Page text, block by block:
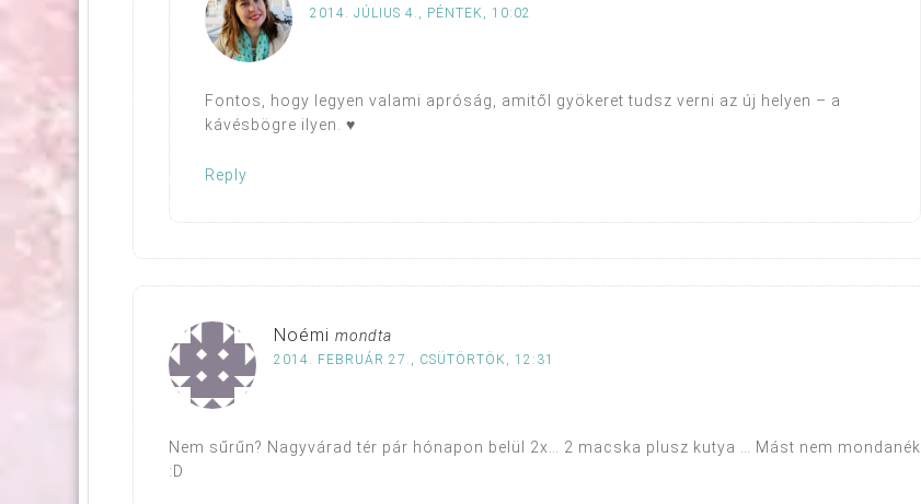
2014. JÚLIUS 4., PÉNTEK, 10:02
Fontos, hogy legyen valami apróság, amitől gyökeret tudsz verni az új helyen – a
kávésbögre ilyen. ♥
Reply
Noémi mondta
2014. FEBRUÁR 27., CSÜTÖRTÖK, 12:31
Nem sűrűn? Nagyvárad tér pár hónapon belül 2x… 2 macska plusz kutya … Mást nem mondanék
:D